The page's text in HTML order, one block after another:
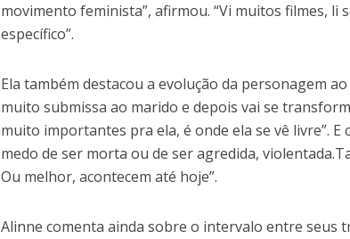
movimento feminista”, afirmou. “Vi muitos filmes, li
específico”.
Ela também destacou a evolução da personagem
muito submissa ao marido e depois vai se
muito importantes pra ela, é onde ela se vê livre”. E
medo de ser morta ou de ser agredida,
Ou melhor, acontecem até hoje”.
Alinne comenta ainda sobre o intervalo entre seus